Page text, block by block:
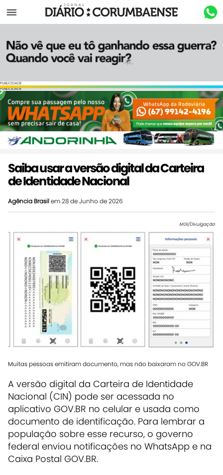
Menu
PUBLICIDADE
PUBLICIDADE
Saiba usar a versão digital da Carteira
de Identidade Nacional
Agência Brasilem 28 de Junho de 2026
MGI/Divulgação
Muitas pessoas emitiram documento, mas não baixaram no GOV.BR
A versão digital da Carteira de Identidade
Nacional (CIN) pode ser acessada no
aplicativo GOV.BR no celular e usada como
documento de identificação. Para lembrar a
população sobre esse recurso, o governo
federal enviou notificações no WhatsApp e na
Caixa Postal GOV.BR.